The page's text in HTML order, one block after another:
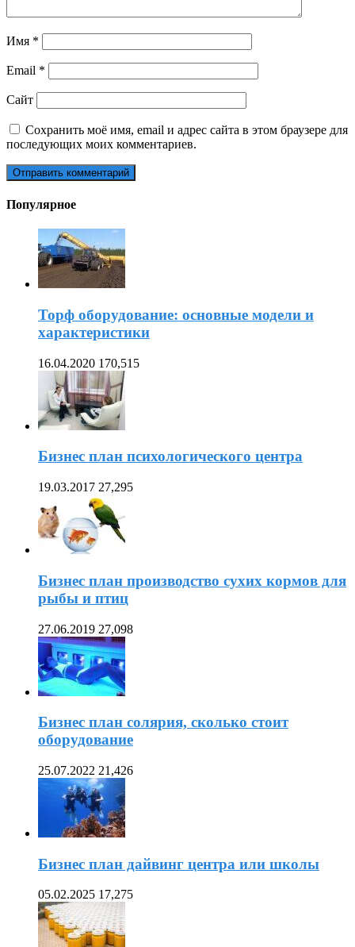
Имя *
Email *
Сайт
Сохранить моё имя, email и адрес сайта в этом браузере для
последующих моих комментариев.
Популярное
Торф оборудование: основные модели и
характеристики
16.04.2020 170,515
Бизнес план психологического центра
19.03.2017 27,295
Бизнес план производство сухих кормов для
рыбы и птиц
27.06.2019 27,098
Бизнес план солярия, сколько стоит
оборудование
25.07.2022 21,426
Бизнес план дайвинг центра или школы
05.02.2025 17,275